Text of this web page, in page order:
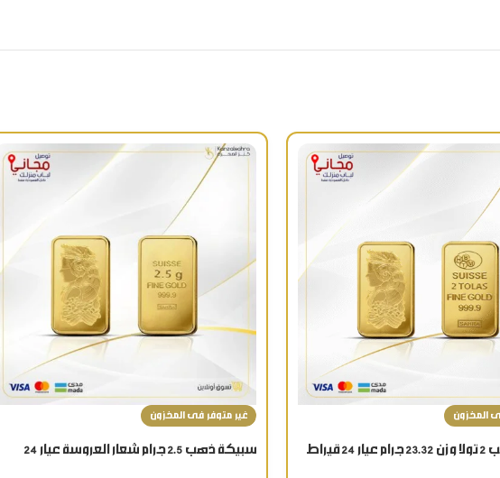
المخزون
قيراط
غير متوفر فى المخزون
سبيكة ذهب 2.5 جرام شعار العروسة عيار 24